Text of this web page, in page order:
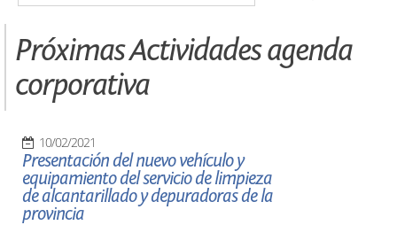
Próximas Actividades agenda
corporativa
10/02/2021
Presentación del nuevo vehículo y
equipamiento del servicio de limpieza
de alcantarillado y depuradoras de la
provincia